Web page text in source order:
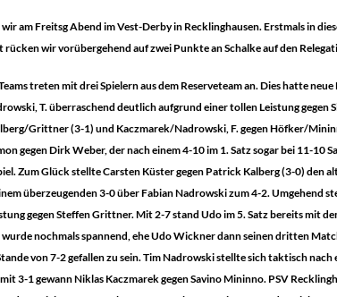
am Freitsg Abend im Vest-Derby in Recklinghausen. Erstmals in
rücken wir vorübergehend auf zwei Punkte an Schalke auf den
treten mit drei Spielern aus dem Reserveteam an. Dies hatte
T. überraschend deutlich aufgrund einer tollen Leistung gegen
Grittner (3-1) und Kaczmarek/Nadrowski, F. gegen Höfker/
gegen Dirk Weber, der nach einem 4-10 im 1. Satz sogar bei 11-10
Zum Glück stellte Carsten Küster gegen Patrick Kalberg (3-0) den
überzeugenden 3-0 über Fabian Nadrowski zum 4-2. Umgehend
gegen Steffen Grittner. Mit 2-7 stand Udo im 5. Satz bereits mit
nochmals spannend, ehe Udo Wickner dann seinen dritten
von 7-2 gefallen zu sein. Tim Nadrowski stellte sich taktisch nach
3-1 gewann Niklas Kaczmarek gegen Savino Mininno. PSV